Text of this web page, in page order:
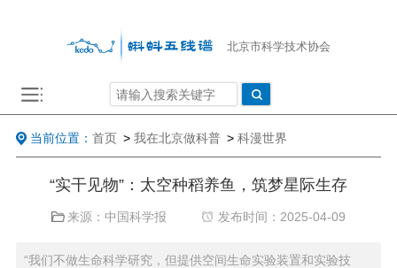
北京市科学技术协会
当前位置： 首页 > 我在北京做科普 > 科漫世界
“实干见物”：太空种稻养鱼，筑梦星际生存
来源：中国科学报 发布时间：2025-04-09
“我们不做生命科学研究，但提供空间生命实验装置和实验技